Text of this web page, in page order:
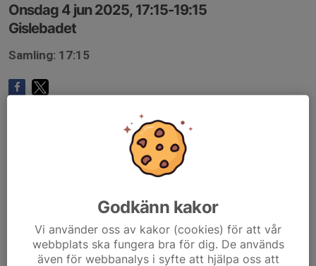
Onsdag 4 jun 2025, 17:15-19:15
Gislebadet
Samling: 17:15
Godkänn kakor
Vi använder oss av kakor (cookies) för att vår
webbplats ska fungera bra för dig. De används
även för webbanalys i syfte att hjälpa oss att